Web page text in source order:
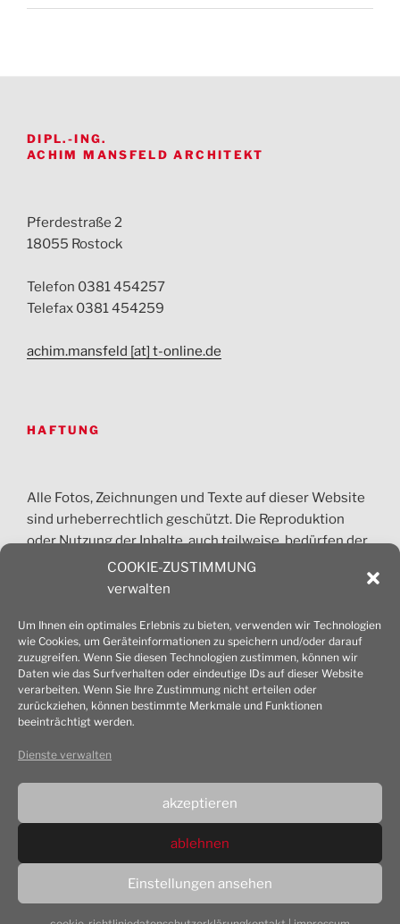
COOKIE-ZUSTIMMUNG
verwalten
Um Ihnen ein optimales Erlebnis zu bieten, verwenden wir Technologien
wie Cookies, um Geräteinformationen zu speichern und/oder darauf
zuzugreifen. Wenn Sie diesen Technologien zustimmen, können wir
Daten wie das Surfverhalten oder eindeutige IDs auf dieser Website
verarbeiten. Wenn Sie Ihre Zustimmung nicht erteilen oder
zurückziehen, können bestimmte Merkmale und Funktionen
beeinträchtigt werden.
Dienste verwalten
akzeptieren
ablehnen
Einstellungen ansehen
DIPL.-ING.
ACHIM MANSFELD ARCHITEKT
Pferdestraße 2
18055 Rostock
Telefon 0381 454257
Telefax 0381 454259
achim.mansfeld [at] t-online.de
HAFTUNG
Alle Fotos, Zeichnungen und Texte auf dieser Website
sind urheberrechtlich geschützt. Die Reproduktion
oder Nutzung der Inhalte, auch teilweise, bedürfen der
vorherigen Absprache. Jede gewerbliche Nutzung ist
honorarpflichtig und nur nach Zustimmung des
© 2026 Dipl.-Ing. Achim Mansfeld Architekt
datenschutz­erklärung Stolz präsentiert von WordPress